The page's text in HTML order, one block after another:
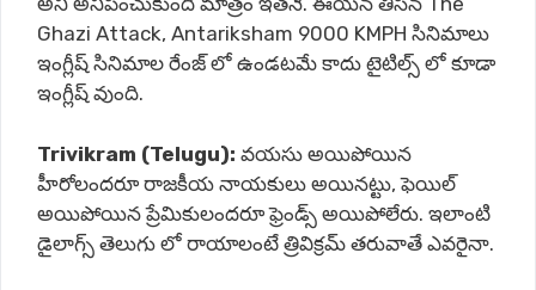
Ghazi Attack, Antariksham 9000 KMPH సినిమాలు
ఇంగ్లీష్ సినిమాల రేంజ్ లో ఉండటమే కాదు టైటిల్స్ లో కూడా
ఇంగ్లీష్ వుంది.
Trivikram (Telugu): వయసు అయిపోయిన
హీరోలందరూ రాజకీయ నాయకులు అయినట్టు, ఫెయిల్
అయిపోయిన ప్రేమికులందరూ ఫ్రెండ్స్ అయిపోలేరు. ఇలాంటి
డైలాగ్స్ తెలుగు లో రాయాలంటే త్రివిక్రమ్ తరువాతే ఎవరైనా.